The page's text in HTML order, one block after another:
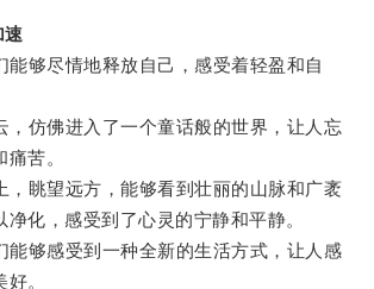
速
够尽情地释放自己，感受着轻盈和自
仿佛进入了一个童话般的世界，让人忘
苦。
眺望远方，能够看到壮丽的山脉和广袤
净化，感受到了心灵的宁静和平静。
够感受到一种全新的生活方式，让人感
。